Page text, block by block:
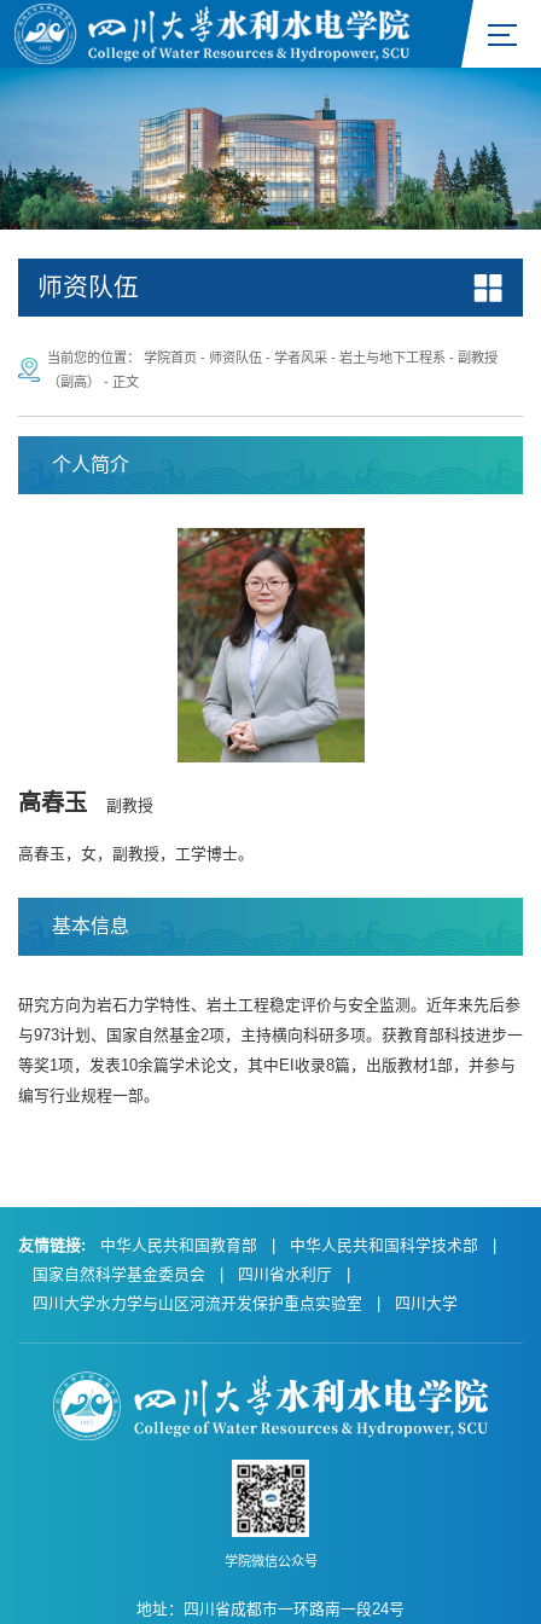
师资队伍
当前您的位置： 学院首页 - 师资队伍 - 学者风采 - 岩土与地下工程系 - 副教授
（副高）
- 正文
个人简介
高春玉 副教授
高春玉，女，副教授，工学博士。
基本信息
研究方向为岩石力学特性、岩土工程稳定评价与安全监测。近年来先后参
与973计划、国家自然基金2项，主持横向科研多项。获教育部科技进步一
等奖1项，发表10余篇学术论文，其中EI收录8篇，出版教材1部，并参与
编写行业规程一部。
友情链接: 中华人民共和国教育部 | 中华人民共和国科学技术部
|
国家自然科学基金委员会
| 四川省水利厅
|
四川大学水力学与山区河流开发保护重点实验室
| 四川大学
地址：四川省成都市一环路南一段24号
学院微信公众号